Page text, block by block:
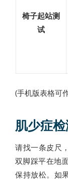
椅子起站测
试
(手机版表格可
肌少症
请找一条皮尺
双脚踩平在地
保持放松。如